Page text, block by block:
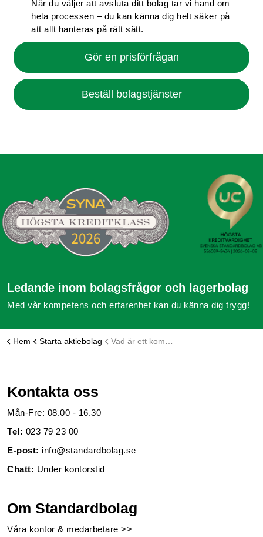
När du väljer att avsluta ditt bolag tar vi hand om
hela processen – du kan känna dig helt säker på
att allt hanteras på rätt sätt.
Gör en prisförfrågan
Beställ bolagstjänster
Ledande inom bolagsfrågor och lagerbolag
Med vår kompetens och erfarenhet kan du känna dig trygg!
Hem Starta aktiebolag Vad är ett kommunalt aktiebolag?
Kontakta oss
Mån-Fre: 08.00 - 16.30
Tel: 023 79 23 00
E-post: info@standardbolag.se
Chatt: Under kontorstid
Om Standardbolag
Våra kontor & medarbetare >>